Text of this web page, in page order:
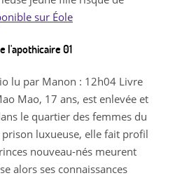
sur Éole
l'apothicaire 01
lu par Manon : 12h04 Livre
Mao, 17 ans, est enlevée et
le quartier des femmes du
luxueuse, elle fait profil
nouveau-nés meurent
alors ses connaissances